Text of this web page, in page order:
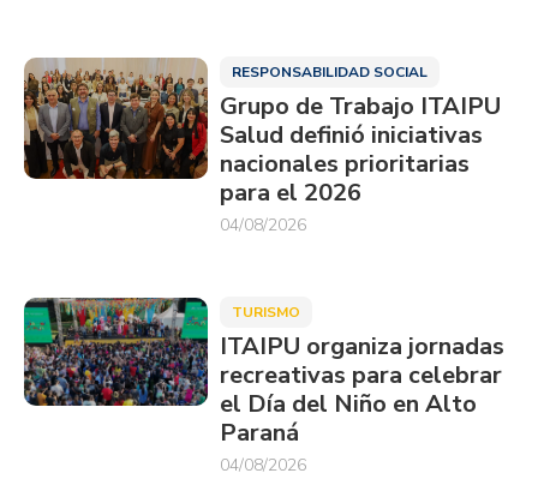
RESPONSABILIDAD SOCIAL
Grupo de Trabajo ITAIPU
Salud definió iniciativas
nacionales prioritarias
para el 2026
04/08/2026
TURISMO
ITAIPU organiza jornadas
recreativas para celebrar
el Día del Niño en Alto
Paraná
04/08/2026